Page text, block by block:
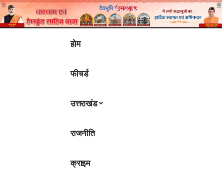
होम
फीचर्ड
उत्तराखंड
राजनीति
क्राइम